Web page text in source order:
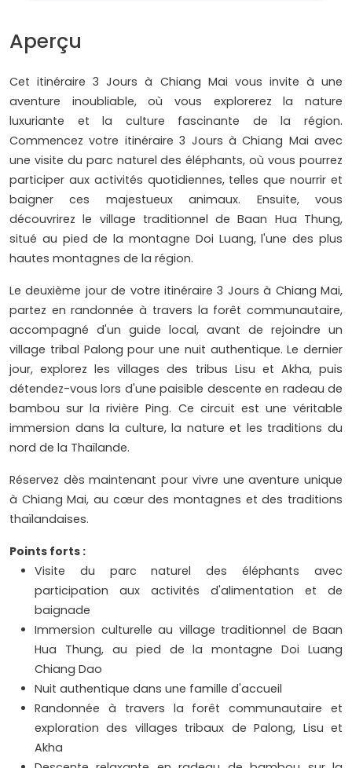
Aperçu
Cet itinéraire 3 Jours à Chiang Mai vous invite à une
aventure inoubliable, où vous explorerez la nature
luxuriante et la culture fascinante de la région.
Commencez votre itinéraire 3 Jours à Chiang Mai avec
une visite du parc naturel des éléphants, où vous pourrez
participer aux activités quotidiennes, telles que nourrir et
baigner ces majestueux animaux. Ensuite, vous
découvrirez le village traditionnel de Baan Hua Thung,
situé au pied de la montagne Doi Luang, l'une des plus
hautes montagnes de la région.
Le deuxième jour de votre itinéraire 3 Jours à Chiang Mai,
partez en randonnée à travers la forêt communautaire,
accompagné d'un guide local, avant de rejoindre un
village tribal Palong pour une nuit authentique. Le dernier
jour, explorez les villages des tribus Lisu et Akha, puis
détendez-vous lors d'une paisible descente en radeau de
bambou sur la rivière Ping. Ce circuit est une véritable
immersion dans la culture, la nature et les traditions du
nord de la Thaïlande.
Réservez dès maintenant pour vivre une aventure unique
à Chiang Mai, au cœur des montagnes et des traditions
thaïlandaises.
Points forts :
Visite du parc naturel des éléphants avec
participation aux activités d'alimentation et de
baignade
Immersion culturelle au village traditionnel de Baan
Hua Thung, au pied de la montagne Doi Luang
Chiang Dao
Nuit authentique dans une famille d'accueil
Randonnée à travers la forêt communautaire et
exploration des villages tribaux de Palong, Lisu et
Akha